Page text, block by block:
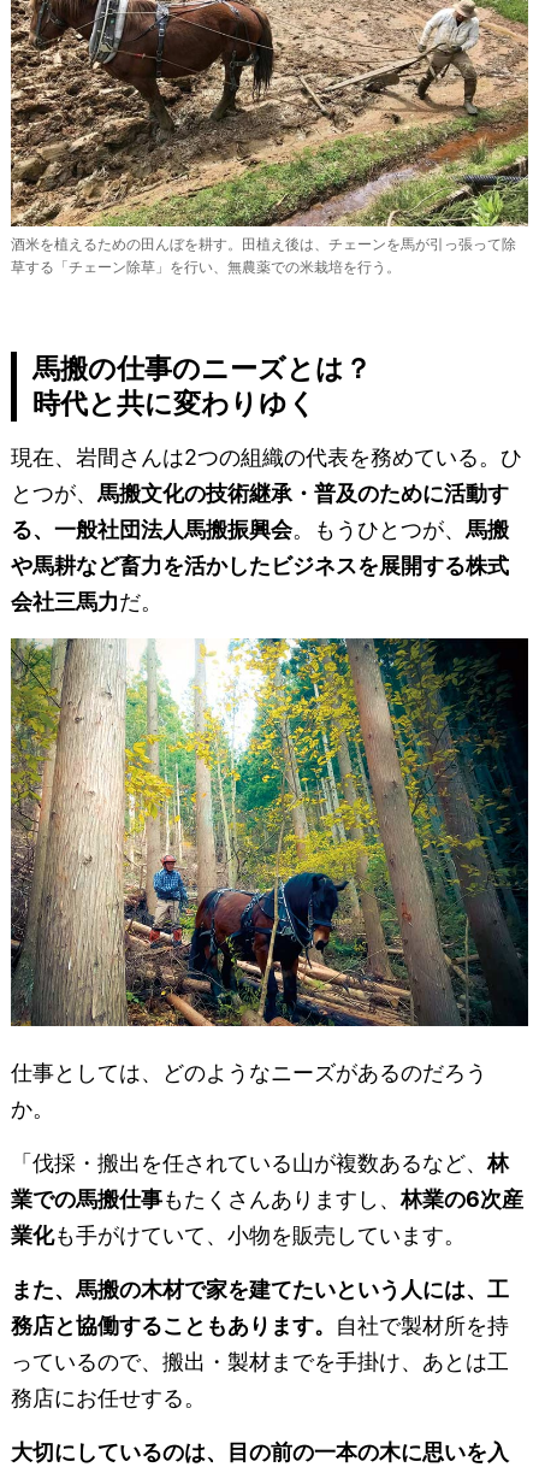
酒米を植えるための田んぼを耕す。田植え後は、チェーンを馬が引っ張って除
草する「チェーン除草」を行い、無農薬での米栽培を行う。
馬搬の仕事のニーズとは？
時代と共に変わりゆく
現在、岩間さんは2つの組織の代表を務めている。ひ
とつが、 馬搬文化の技術継承・普及のために活動す
る、一般社団法人馬搬振興会。もうひとつが、 馬搬
や馬耕など畜力を活かしたビジネスを展開する株式
会社三馬力だ。
仕事としては、どのようなニーズがあるのだろう
か。
「伐採・搬出を任されている山が複数あるなど、林
業での馬搬仕事もたくさんありますし、林業の6次産
業化も手がけていて、小物を販売しています。
また、馬搬の木材で家を建てたいという人には、工
務店と協働することもあります。 自社で製材所を持
っているので、搬出・製材までを手掛け、あとは工
務店にお任せする。
大切にしているのは、目の前の一本の木に思いを入